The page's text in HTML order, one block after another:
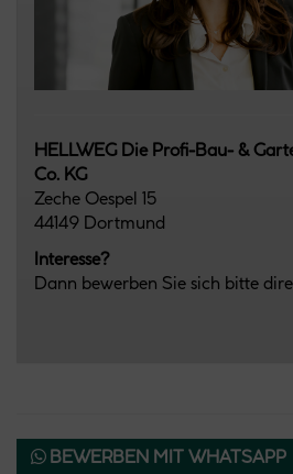
HELLWEG Die Profi-Bau- &
Co. KG
Zeche Oespel 15
44149 Dortmund
Interesse?
Dann bewerben Sie sich bitte
BEWERBEN MIT WHATSAPP